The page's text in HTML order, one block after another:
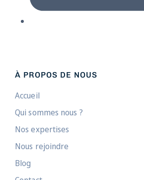
À PROPOS DE NOUS
Accueil
Qui sommes nous ?
Nos expertises
Nous rejoindre
Blog